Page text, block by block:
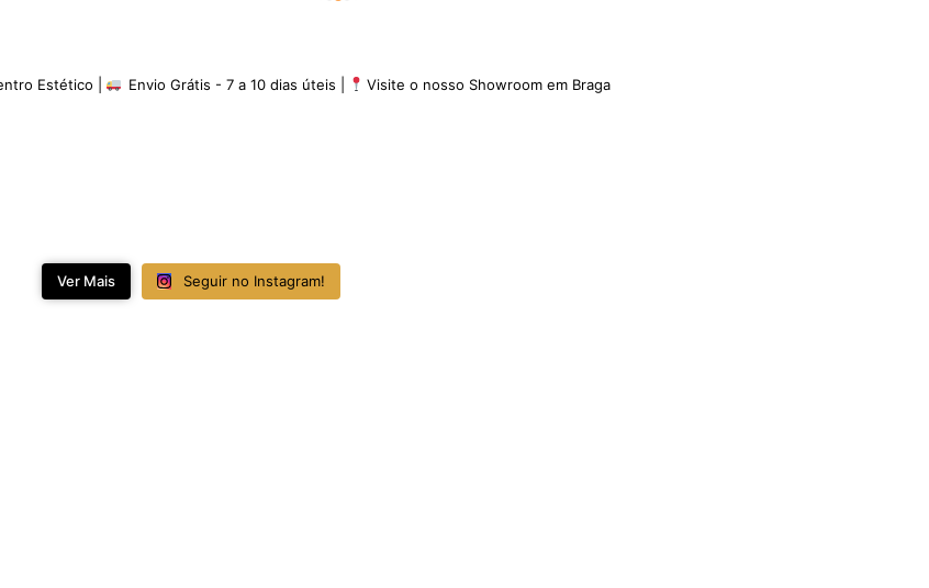
Estético | Envio Grátis - 7 a 10 dias úteis | Visite o nosso Showroom em Braga
Ver Mais Seguir no Instagram!